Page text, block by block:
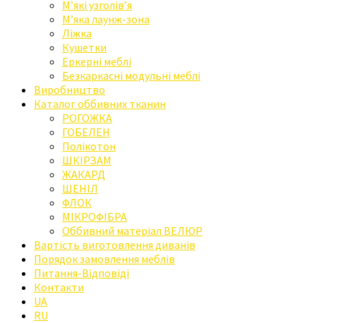
М’які узголів’я
М’яка лаунж-зона
Ліжка
Кушетки
Еркерні меблі
Безкаркасні модульні меблі
Виробництво
Каталог оббивних тканин
РОГОЖКА
ГОБЕЛЕН
Полікотон
ШКІРЗАМ
ЖАКАРД
ШЕНІЛ
ФЛОК
МІКРОФІБРА
Оббивний матеріал ВЕЛЮР
Вартість виготовлення диванів
Порядок замовлення меблів
Питання-Відповіді
Контакти
UA
RU